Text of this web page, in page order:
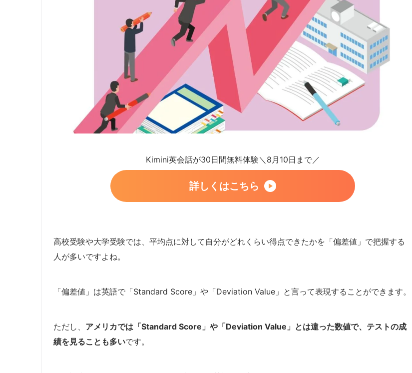
Kimini英会話が30日間無料体験＼8月10日まで／
詳しくはこちら
高校受験や大学受験では、平均点に対して自分がどれくらい得点できたかを「偏差値」で把握する
人が多いですよね。
「偏差値」は英語で「Standard Score」や「Deviation Value」と言って表現することができます。
ただし、 アメリカでは「Standard Score」や「Deviation Value」とは違った数値で、テストの成
績を見ることも多いです。